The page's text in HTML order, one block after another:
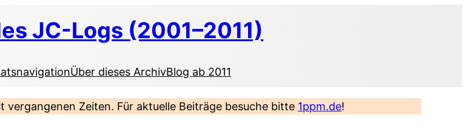
JC-Logs (2001–2011)
Über dieses ArchivBlog ab 2011
vergangenen Zeiten. Für aktuelle Beiträge besuche bitte 1ppm.de!